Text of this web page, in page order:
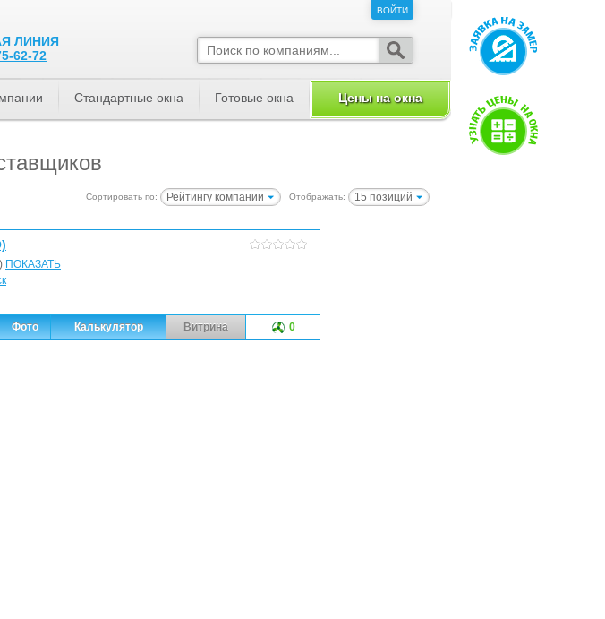
Сортировать по: Рейтингу компании Отображать: 15 позиций
ПОКАЗАТЬ
Фото Калькулятор Витрина 0
ВОЙТИ
ЛИНИЯ
62-72
Стандартные окна Готовые окна Цены на окна
ВОЙТИ